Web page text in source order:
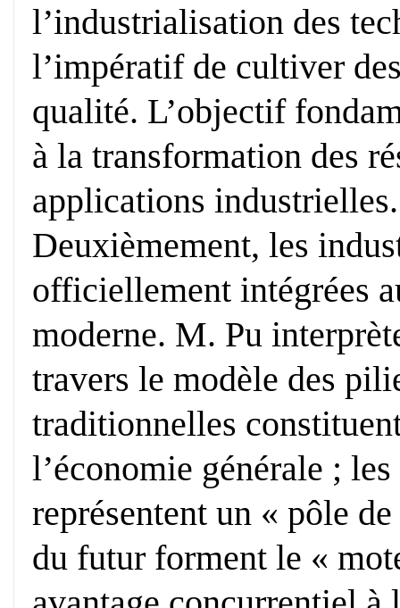
l’industrialisation des
l’impératif de cultiver
qualité. L’objectif
à la transformation des
applications industrielles.
Deuxièmement, les
officiellement intégrées
moderne. M. Pu
travers le modèle des
traditionnelles
l’économie générale ;
représentent un « pôle
du futur forment le «